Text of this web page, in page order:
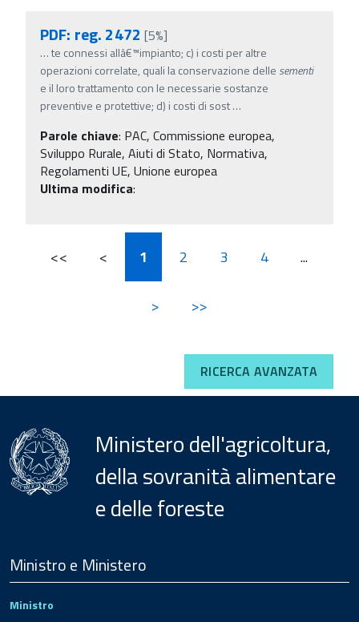
PDF: reg. 2472 [5%]
…te connessi allâ€™impianto; c) i costi per altre
operazioni correlate, quali la conservazione delle sementi
e il loro trattamento con le necessarie sostanze
preventive e protettive; d) i costi di sost…
Parole chiave: PAC, Commissione europea,
Sviluppo Rurale, Aiuti di Stato, Normativa,
Regolamenti UE, Unione europea
Ultima modifica:
<< < 1 2 3 4 ...
> >>
RICERCA AVANZATA
Ministero dell'agricoltura,
della sovranità alimentare
e delle foreste
Footer
Ministro e Ministero
Ministro